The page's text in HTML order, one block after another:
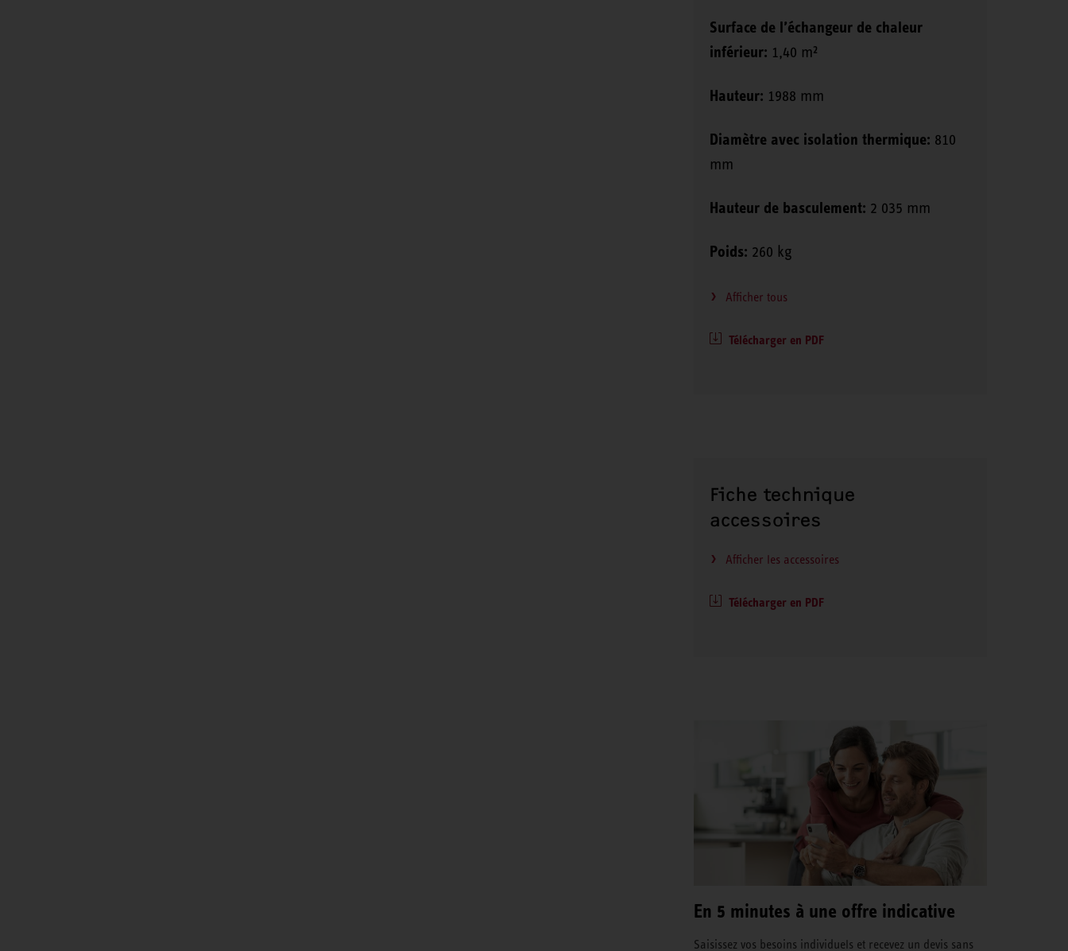
Surface de l’échangeur de chaleur
inférieur: 1,40 m²
Hauteur: 1988 mm
Diamètre avec isolation thermique: 810
mm
Hauteur de basculement: 2 035 mm
Poids: 260 kg
Afficher tous
Télécharger en PDF
Fiche technique
accessoires
Afficher les accessoires
Télécharger en PDF
En 5 minutes à une offre indicative
Saisissez vos besoins individuels et recevez un devis sans